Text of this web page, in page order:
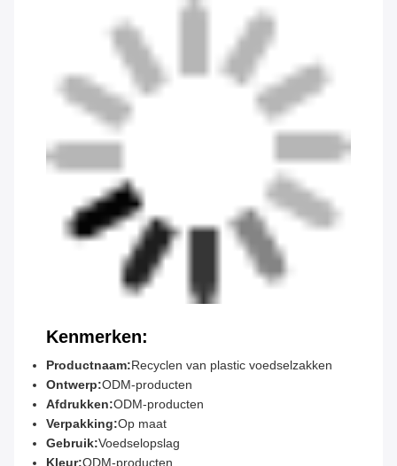
Kenmerken:
Productnaam:Recyclen van plastic voedselzakken
Ontwerp:ODM-producten
Afdrukken:ODM-producten
Verpakking:Op maat
Gebruik:Voedselopslag
Kleur:ODM-producten